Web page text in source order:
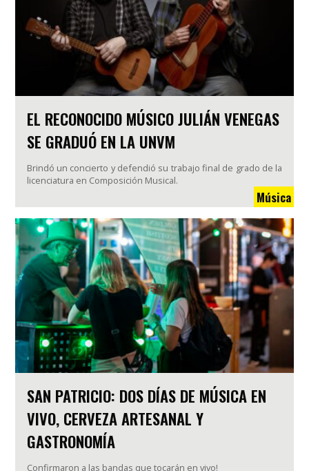
EL RECONOCIDO MÚSICO JULIÁN VENEGAS
SE GRADUÓ EN LA UNVM
Brindó un concierto y defendió su trabajo final de grado de la
licenciatura en Composición Musical.
Música
SAN PATRICIO: DOS DÍAS DE MÚSICA EN
VIVO, CERVEZA ARTESANAL Y
GASTRONOMÍA
Confirmaron a las bandas que tocarán en vivo!